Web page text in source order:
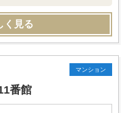
く見る
マンション
番館